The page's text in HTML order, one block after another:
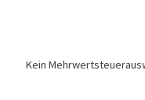
Impressum
Kein